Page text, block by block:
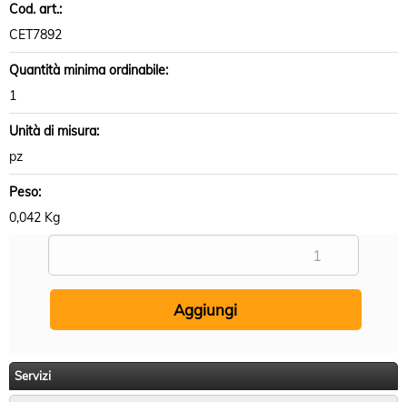
Cod. art.:
CET7892
Quantità minima ordinabile:
1
Unità di misura:
pz
Peso:
0,042 Kg
Servizi